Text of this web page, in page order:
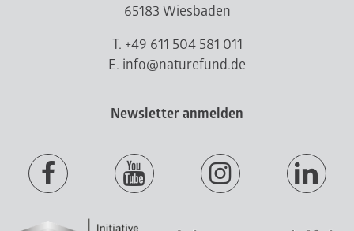
65183 Wiesbaden
T. +49 611 504 581 011
E. info@naturefund.de
Newsletter anmelden